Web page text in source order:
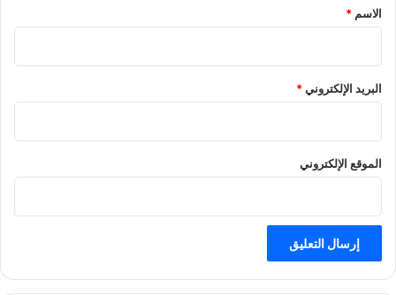
*
الاسم *
البريد الإلكتروني*
الموقع الإلكتروني